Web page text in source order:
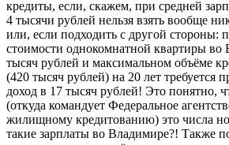
кредиты, если, скажем, при средней
4 тысячи рублей нельзя взять вообще
или, если подходить с другой стороны:
стоимости однокомнатной квартиры во
тысяч рублей и максимальном объёме
(420 тысяч рублей) на 20 лет требуется
доход в 17 тысяч рублей! Это понятно,
(откуда командует Федеральное
жилищному кредитованию) это числа
такие зарплаты во Владимире?! Также